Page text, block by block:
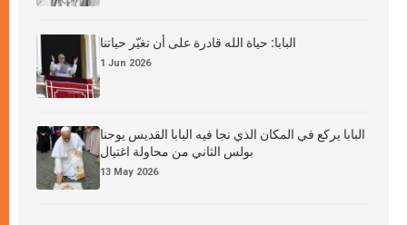
البابا: حياة الله قادرة على أن تغيّر حياتنا
1 Jun 2026
البابا يركع في المكان الذي نجا فيه البابا القديس يوحنا
بولس الثاني من محاولة اغتيال
13 May 2026